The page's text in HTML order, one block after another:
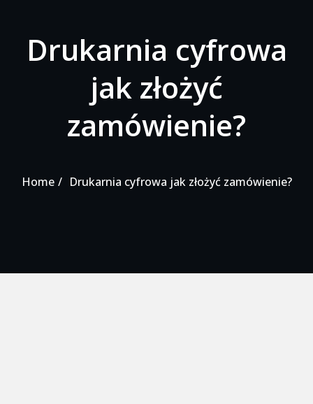
Drukarnia cyfrowa
jak złożyć
zamówienie?
Home Drukarnia cyfrowa jak złożyć zamówienie?